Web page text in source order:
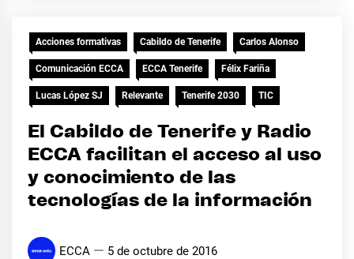
Acciones formativas Cabildo de Tenerife Carlos Alonso
Comunicación ECCA ECCA Tenerife Félix Fariña
Lucas López SJ Relevante Tenerife 2030 TIC
El Cabildo de Tenerife y Radio
ECCA facilitan el acceso al uso
y conocimiento de las
tecnologías de la información
ECCA 5 de octubre de 2016